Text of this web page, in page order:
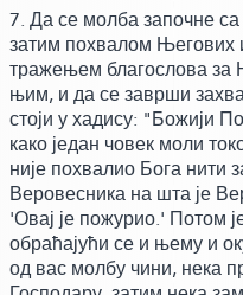
7. Да се молба започне
затим похвалом Његових
тражењем благослова
њим, и да се заврши
стоји у хадису: "Божији
како један човек моли
није похвалио Бога нити
Веровесника на шта је
'Овај је пожурио.' Потом
обраћајући се и њему и
од вас молбу чини, нека